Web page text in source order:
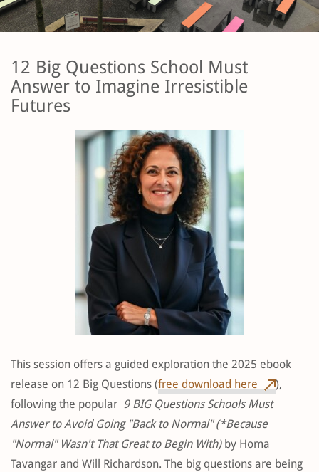
12 Big Questions School Must
Answer to Imagine Irresistible
Futures
This session offers a guided exploration the 2025 ebook
release on 12 Big Questions (free download here
),
following the popular 9 BIG Questions Schools Must
Answer to Avoid Going "Back to Normal" (*Because
"Normal" Wasn't That Great to Begin With)by Homa
Tavangar and Will Richardson. The big questions are being